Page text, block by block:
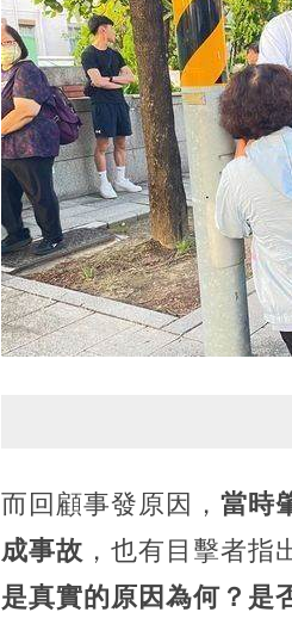
而回顧事發原因， 當時
成事故 ，也有目擊者指
是真實的原因為何？是